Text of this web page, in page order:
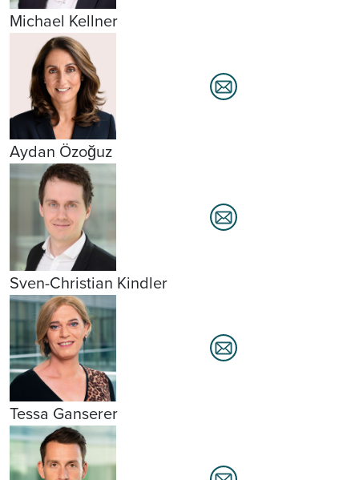
Michael Kellner
Aydan Özoğuz
Sven-Christian Kindler
Tessa Ganserer